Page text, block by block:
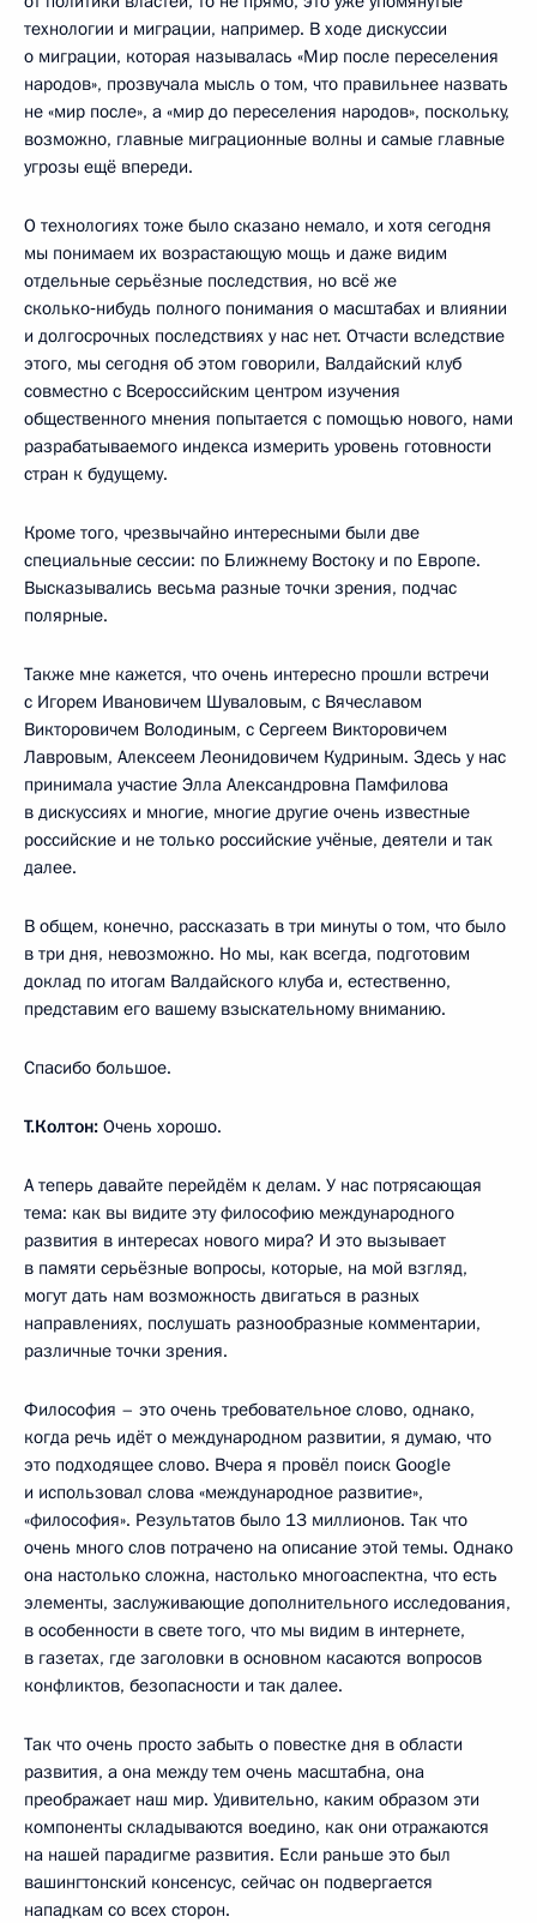
технологии и миграции, например. В ходе дискуссии
о миграции, которая называлась «Мир после переселения
народов», прозвучала мысль о том, что правильнее назвать
не «мир после», а «мир до переселения народов», поскольку,
возможно, главные миграционные волны и самые главные
угрозы ещё впереди.
О технологиях тоже было сказано немало, и хотя сегодня
мы понимаем их возрастающую мощь и даже видим
отдельные серьёзные последствия, но всё же
сколько‑нибудь полного понимания о масштабах и влиянии
и долгосрочных последствиях у нас нет. Отчасти вследствие
этого, мы сегодня об этом говорили, Валдайский клуб
совместно с Всероссийским центром изучения
общественного мнения попытается с помощью нового, нами
разрабатываемого индекса измерить уровень готовности
стран к будущему.
Кроме того, чрезвычайно интересными были две
специальные сессии: по Ближнему Востоку и по Европе.
Высказывались весьма разные точки зрения, подчас
полярные.
Также мне кажется, что очень интересно прошли встречи
с Игорем Ивановичем Шуваловым, с Вячеславом
Викторовичем Володиным, с Сергеем Викторовичем
Лавровым, Алексеем Леонидовичем Кудриным. Здесь у нас
принимала участие Элла Александровна Памфилова
в дискуссиях и многие, многие другие очень известные
российские и не только российские учёные, деятели и так
далее.
В общем, конечно, рассказать в три минуты о том, что было
в три дня, невозможно. Но мы, как всегда, подготовим
доклад по итогам Валдайского клуба и, естественно,
представим его вашему взыскательному вниманию.
Спасибо большое.
Т.Колтон: Очень хорошо.
А теперь давайте перейдём к делам. У нас потрясающая
тема: как вы видите эту философию международного
развития в интересах нового мира? И это вызывает
в памяти серьёзные вопросы, которые, на мой взгляд,
могут дать нам возможность двигаться в разных
направлениях, послушать разнообразные комментарии,
различные точки зрения.
Философия – это очень требовательное слово, однако,
когда речь идёт о международном развитии, я думаю, что
это подходящее слово. Вчера я провёл поиск Google
и использовал слова «международное развитие»,
«философия». Результатов было 13 миллионов. Так что
очень много слов потрачено на описание этой темы. Однако
она настолько сложна, настолько многоаспектна, что есть
элементы, заслуживающие дополнительного исследования,
в особенности в свете того, что мы видим в интернете,
в газетах, где заголовки в основном касаются вопросов
конфликтов, безопасности и так далее.
Так что очень просто забыть о повестке дня в области
развития, а она между тем очень масштабна, она
преображает наш мир. Удивительно, каким образом эти
компоненты складываются воедино, как они отражаются
на нашей парадигме развития. Если раньше это был
вашингтонский консенсус, сейчас он подвергается
нападкам со всех сторон.